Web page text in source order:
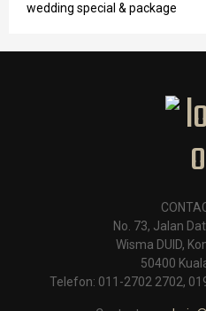
wedding special & package
No. 73, Jalan
Wisma DUID,
50400
Telefon: 011-2702 2702,